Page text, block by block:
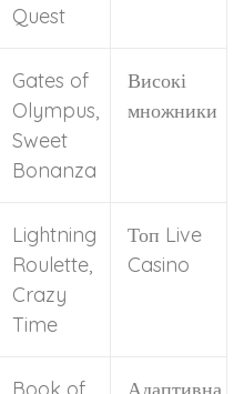
Quest
Gates of
Olympus,
Sweet
Bonanza
Високі
множники
Lightning
Roulette,
Crazy
Time
Топ Live
Casino